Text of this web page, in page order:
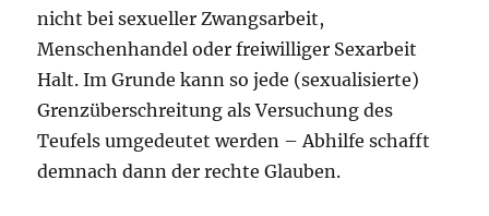
nicht bei sexueller Zwangsarbeit,
Menschenhandel oder freiwilliger Sexarbeit
Halt. Im Grunde kann so jede (sexualisierte)
Grenzüberschreitung als Versuchung des
Teufels umgedeutet werden – Abhilfe schafft
demnach dann der rechte Glauben.